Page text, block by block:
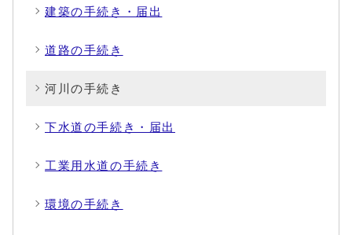
建築の手続き・届出
道路の手続き
河川の手続き
下水道の手続き・届出
工業用水道の手続き
環境の手続き